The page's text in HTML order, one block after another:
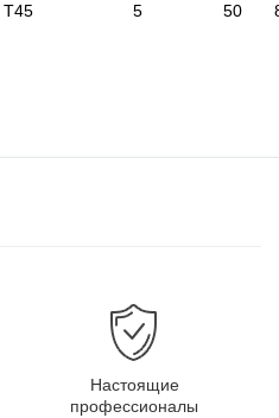
T45 5 50
Настоящие
профессионалы